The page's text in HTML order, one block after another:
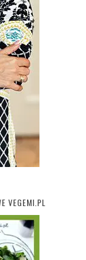
VEGEMI.PL